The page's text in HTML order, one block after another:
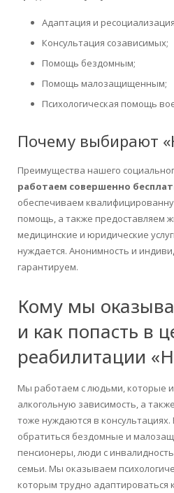
Адаптация и
Консультация созависимых;
Помощь бездомным;
Помощь малозащищенным;
Психологическая помощь
Почему выбирают
Преимущества нашего
работаем совершенно
обеспечиваем
помощь, а также предоставляем
медицинские и юридические
нуждается. Анонимность и
гарантируем.
Кому мы
и как попасть в
реабилитации
Мы работаем с людьми, которые
алкогольную зависимость, а
тоже нуждаются в консультациях.
обратиться бездомные и
пенсионеры, люди с
семьи. Мы оказываем
которым трудно адаптироваться